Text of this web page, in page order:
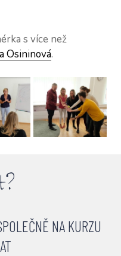
s více než
Osininová.
NA KURZU